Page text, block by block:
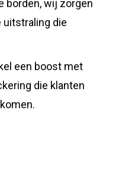
borden, wij zorgen
die
een boost met
die klanten